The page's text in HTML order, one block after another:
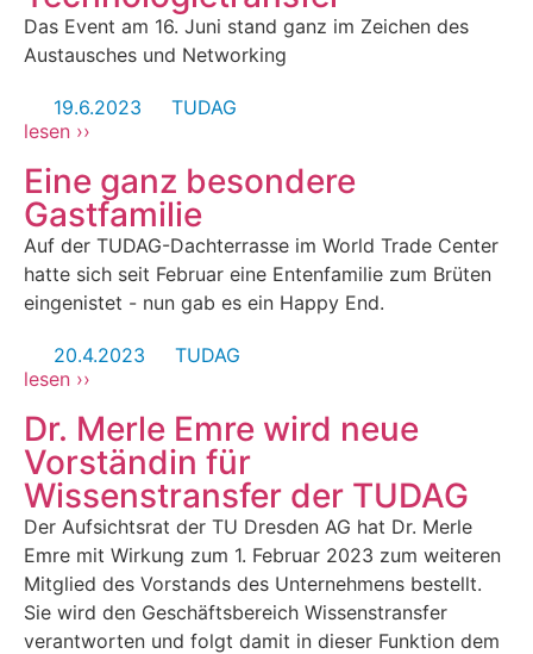
Das Event am 16. Juni stand ganz im Zeichen des
Austausches und Networking
19.6.2023
TUDAG
lesen ››
Eine ganz besondere
Gastfamilie
Auf der TUDAG-Dachterrasse im World Trade Center
hatte sich seit Februar eine Entenfamilie zum Brüten
eingenistet - nun gab es ein Happy End.
20.4.2023
TUDAG
lesen ››
Dr. Merle Emre wird neue
Vorständin für
Wissenstransfer der TUDAG
Der Aufsichtsrat der TU Dresden AG hat Dr. Merle
Emre mit Wirkung zum 1. Februar 2023 zum weiteren
Mitglied des Vorstands des Unternehmens bestellt.
Sie wird den Geschäftsbereich Wissenstransfer
verantworten und folgt damit in dieser Funktion dem